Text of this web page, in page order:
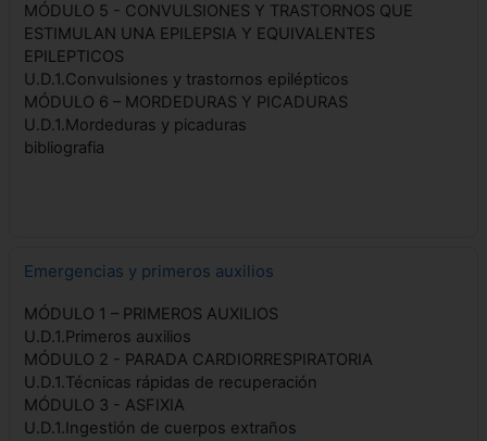
MÓDULO 5 - CONVULSIONES Y TRASTORNOS QUE
ESTIMULAN UNA EPILEPSIA Y EQUIVALENTES
EPILEPTICOS
U.D.1.Convulsiones y trastornos epilépticos
MÓDULO 6 – MORDEDURAS Y PICADURAS
U.D.1.Mordeduras y picaduras
bibliografia
Emergencias y primeros auxilios
MÓDULO 1 – PRIMEROS AUXILIOS
U.D.1.Primeros auxilios
MÓDULO 2 - PARADA CARDIORRESPIRATORIA
U.D.1.Técnicas rápidas de recuperación
MÓDULO 3 - ASFIXIA
U.D.1.Ingestión de cuerpos extraños